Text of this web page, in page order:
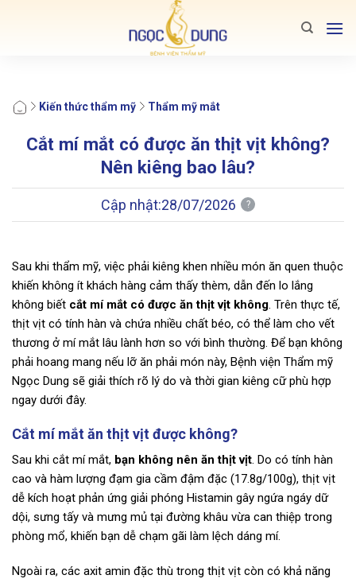
Kiến thức thẩm mỹ Thẩm mỹ mắt
Cắt mí mắt có được ăn thịt vịt không?
Nên kiêng bao lâu?
Cập nhật:28/07/2026 ?
Sau khi thẩm mỹ, việc phải kiêng khen nhiều món ăn quen thuộc
khiến không ít khách hàng cảm thấy thèm, dẫn đến lo lắng
không biết cắt mí mắt có được ăn thịt vịt không. Trên thực tế,
thịt vịt có tính hàn và chứa nhiều chất béo, có thể làm cho vết
thương ở mí mắt lâu lành hơn so với bình thường. Để bạn không
phải hoang mang nếu lỡ ăn phải món này, Bệnh viện Thẩm mỹ
Ngọc Dung sẽ giải thích rõ lý do và thời gian kiêng cữ phù hợp
ngay dưới đây.
Cắt mí mắt ăn thịt vịt được không?
Sau khi cắt mí mắt, bạn không nên ăn thịt vịt. Do có tính hàn
cao và hàm lượng đạm gia cầm đậm đặc (17.8g/100g), thịt vịt
dễ kích hoạt phản ứng giải phóng Histamin gây ngứa ngáy dữ
dội, sưng tấy và mưng mủ tại đường khâu vừa can thiệp trong
phòng mổ, khiến bạn dễ chạm gãi làm lệch dáng mí.
Ngoài ra, các axit amin đặc thù trong thịt vịt còn có khả năng